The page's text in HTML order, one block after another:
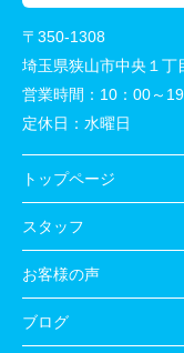
〒350-1308
埼玉県狭山市中央１
営業時間： 10：00～
定休日： 水曜日
トップページ
スタッフ
お客様の声
ブログ